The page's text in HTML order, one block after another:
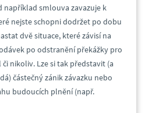
například smlouva zavazuje k
nejste schopni dodržet po dobu
dvě situace, které závisí na
po odstranění překážky pro
nikoliv. Lze si tak představit (a
částečný zánik závazku nebo
budoucích plnění (např.